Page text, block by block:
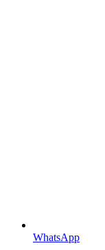
WhatsApp